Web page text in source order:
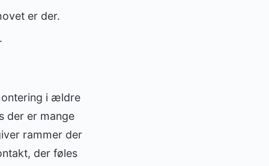
er der.
i ældre
der er mange
rammer der
der føles